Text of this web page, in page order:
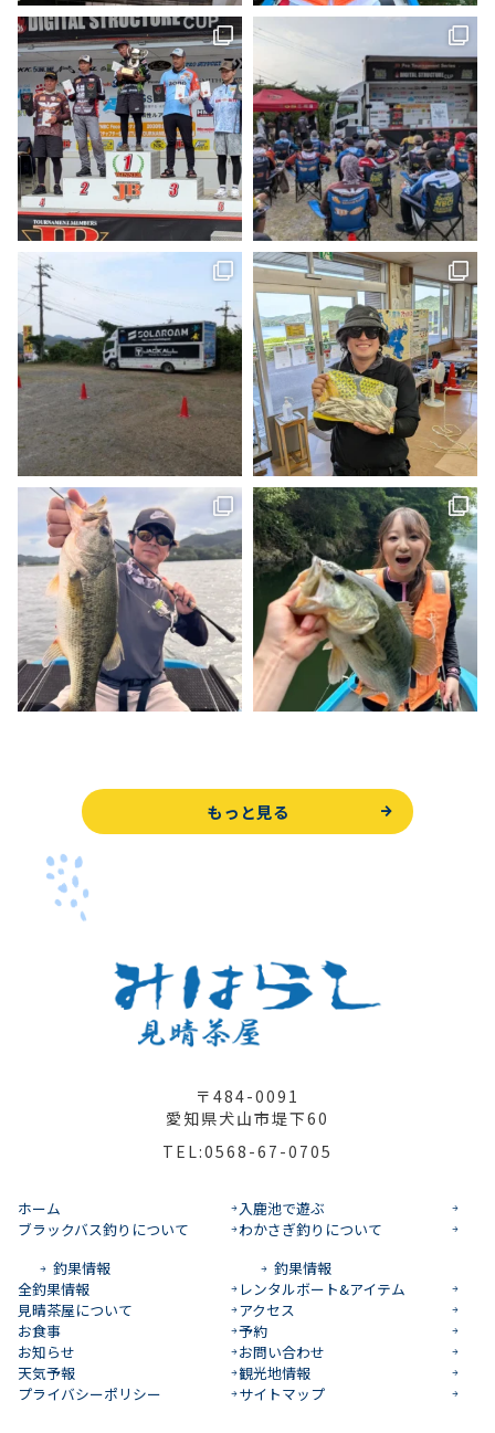
もっと見る
〒484-0091
愛知県犬山市堤下60
TEL:0568-67-0705
ホーム
入鹿池で遊ぶ
ブラックバス釣りについて
釣果情報
わかさぎ釣りについて
釣果情報
全釣果情報
レンタルボート&アイテム
見晴茶屋について
アクセス
お食事
予約
お知らせ
お問い合わせ
天気予報
観光地情報
プライバシーポリシー
サイトマップ